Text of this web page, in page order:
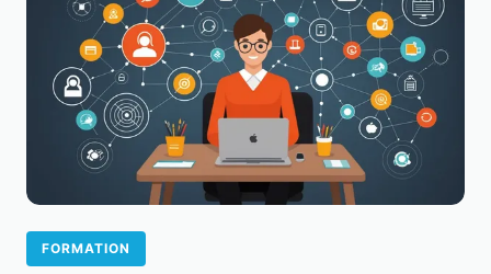
FORMATION